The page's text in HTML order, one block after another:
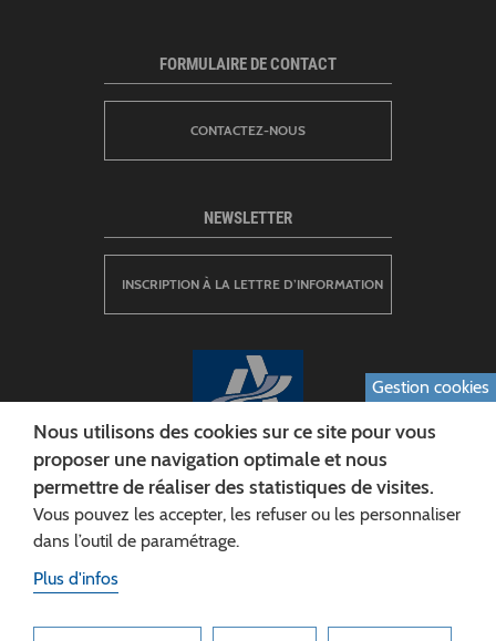
CONSEIL DÉPARTEMENTAL DE L'AISNE
Siège :
FORMULAIRE DE CONTACT
CONTACTEZ-NOUS
NEWSLETTER
INSCRIPTION À LA LETTRE D’INFORMATION
Gestion cookies
Nous utilisons des cookies sur ce site pour vous
proposer une navigation optimale et nous
permettre de réaliser des statistiques de visites.
Vous pouvez les accepter, les refuser ou les personnaliser
dans l’outil de paramétrage.
Plus d'infos